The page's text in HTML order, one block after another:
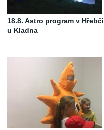
18.8. Astro program v Hřebči
u Kladna